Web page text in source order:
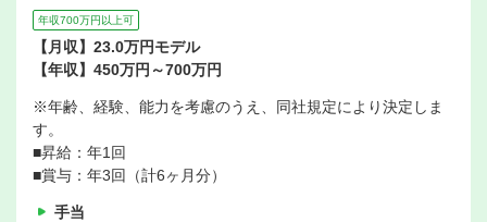
年収700万円以上可
【月収】23.0万円モデル
【年収】450万円～700万円
※年齢、経験、能力を考慮のうえ、同社規定により決定しま
す。
■昇給：年1回
■賞与：年3回（計6ヶ月分）
手当